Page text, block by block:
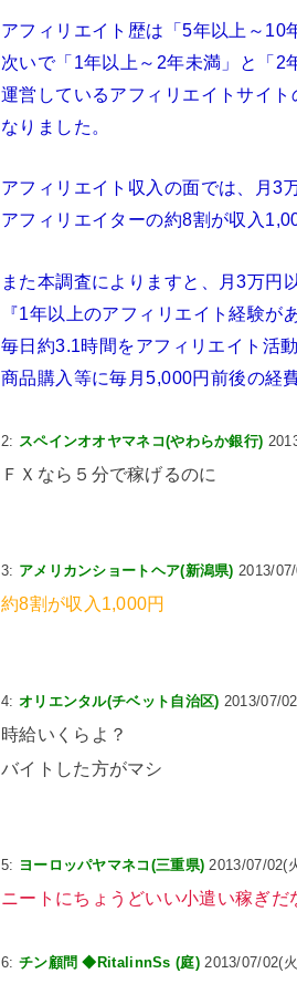
アフィリエイト歴は「5年以上～10
次いで「1年以上～2年未満」と「2
運営しているアフィリエイトサイ
なりました。
アフィリエイト収入の面では、月3
アフィリエイターの約8割が収入
また本調査によりますと、月3万円
『1年以上のアフィリエイト経験が
毎日約3.1時間をアフィリエイト活
商品購入等に毎月5,000円前後の経
2: スペインオオヤマネコ(やわらか銀行)
ＦＸなら５分で稼げるのに
3: アメリカンショートヘア(新潟県) 2013/
約8割が収入1,000円
4: オリエンタル(チベット自治区) 2013/07/
時給いくらよ？
バイトした方がマシ
5: ヨーロッパヤマネコ(三重県) 2013/07/02(
ニートにちょうどいい小遣い稼ぎだ
6: チン顧問 ◆RitalinnSs (庭)2013/07/02(